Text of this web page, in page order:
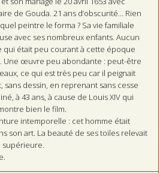
de Gouda. 21 ans d’obscurité... Rien
peintre le forma ? Sa vie familiale
avec ses nombreux enfants. Aucun
qui était peu courant à cette époque
Une œuvre peu abondante : peut-être
ce qui est très peu car il peignait
dessin, en reprenant sans cesse
à 43 ans, à cause de Louis XIV qui
bien le film.
intemporelle : cet homme était
son art. La beauté de ses toiles relevait
supérieure.